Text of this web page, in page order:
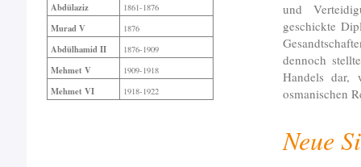
und
geschickte
dennoch
Handels dar,
osmanischen
Neue
Abdülaziz 1861-1876
Murad V 1876
Abdülhamid II 1876-1909
Mehmet V 1909-1918
Mehmet VI 1918-1922